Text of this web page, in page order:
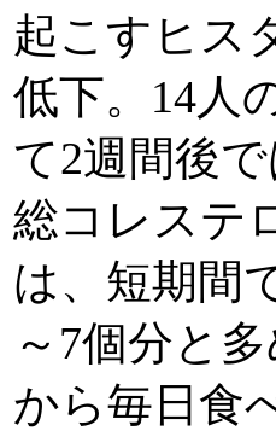
起こすヒス
低下。14人
て2週間後
総コレステ
は、短期間
～7個分と
から毎日食